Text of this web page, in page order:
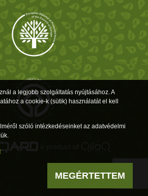
a legjobb szolgáltatás nyújtásához. A
a cookie-k (sütik) használatát el kell
szóló intézkedéseinket az adatvédelmi
MEGÉRTETTEM